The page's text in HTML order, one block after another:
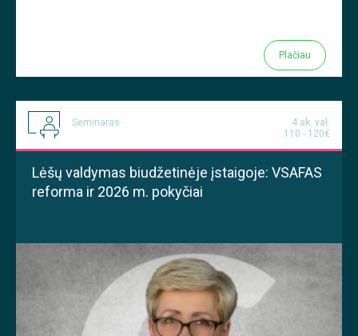
Plačiau
Seminaras
4 ak. val.
110 - 120€
Lėšų valdymas biudžetinėje įstaigoje: VSAFAS
reforma ir 2026 m. pokyčiai